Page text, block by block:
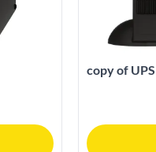
copy of